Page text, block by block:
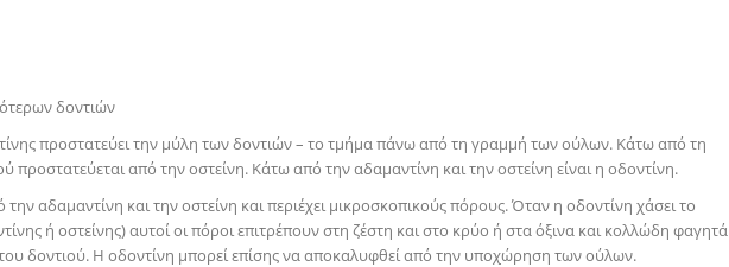
δοντιών
προστατεύει την μύλη των δοντιών – το τμήμα πάνω από τη γραμμή των ούλων. Κάτω από τη
από την οστείνη. Κάτω από την αδαμαντίνη και την οστείνη είναι η οδοντίνη.
αδαμαντίνη και την οστείνη και περιέχει μικροσκοπικούς πόρους. Όταν η οδοντίνη χάσει το
ή οστείνης) αυτοί οι πόροι επιτρέπουν στη ζέστη και στο κρύο ή στα όξινα και κολλώδη φαγητά
δοντιού. Η οδοντίνη μπορεί επίσης να αποκαλυφθεί από την υποχώρηση των ούλων.